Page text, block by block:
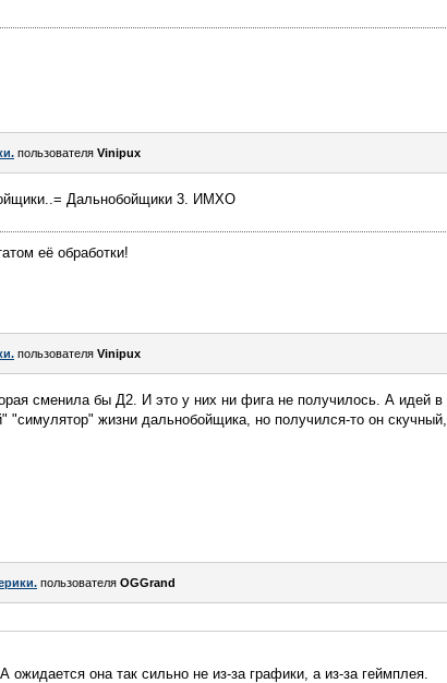
пользователя Vinipux
Дальнобойщики 3. ИМХО
её обработки!
пользователя Vinipux
сменила бы Д2. И это у них ни фига не получилось. А идей в
жизни дальнобойщика, но получился-то он скучный,
пользователя OGGrand
она так сильно не из-за графики, а из-за геймплея.